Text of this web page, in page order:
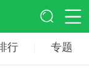
行 专题